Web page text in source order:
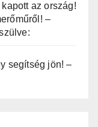
az ország!
–
segítség jön! –